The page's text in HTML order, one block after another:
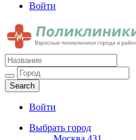
Войти
Поликлиники
Взрослые поликлиники города
Войти
Выбрать город